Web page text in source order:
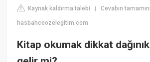
Kaynak kaldırma talebi |Cevabın
hasbahceozelegitim.com
Kitap okumak dikkat